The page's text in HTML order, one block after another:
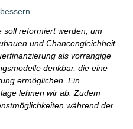
soll reformiert werden, um
und Chancengleichheit
als vorrangige
denkbar, die eine
ermöglichen. Ein
lehnen wir ab. Zudem
während der